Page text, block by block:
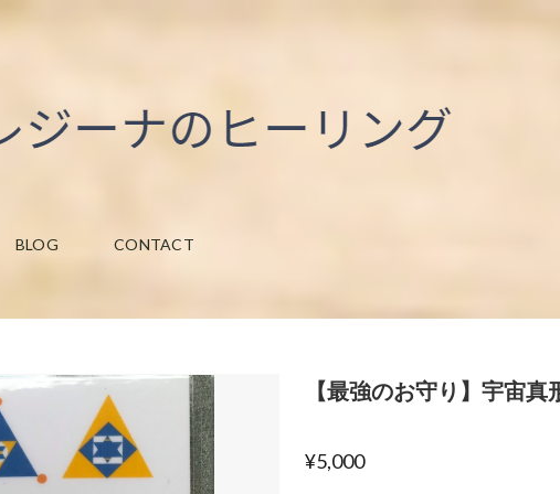
BLOG CONTACT
【最強のお守り】宇宙真
¥5,000